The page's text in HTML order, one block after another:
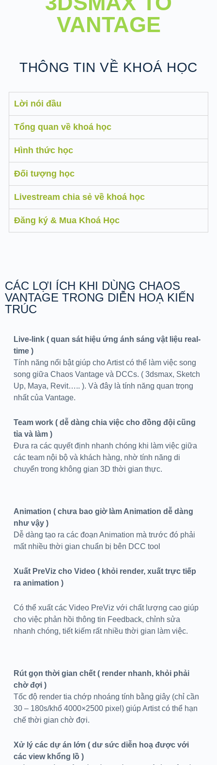
VANTAGE
THÔNG TIN VỀ KHOÁ HỌC
Lời nói đầu
Tổng quan về khoá học
Hình thức học
Đối tượng học
Livestream chia sẻ về khoá học
Đăng ký & Mua Khoá Học
CÁC LỢI ÍCH KHI DÙNG CHAOS
VANTAGE TRONG DIỄN HOẠ KIẾN
TRÚC
Live-link ( quan sát hiệu ứng ánh sáng vật liệu real-
time )
Tính năng nổi bật giúp cho Artist có thể làm việc song
song giữa Chaos Vantage và DCCs. ( 3dsmax, Sketch
Up, Maya, Revit….. ). Và đây là tính năng quan trọng
nhất của Vantage.
Team work ( dễ dàng chia việc cho đồng đội cũng
tỉa và làm )
Đưa ra các quyết định nhanh chóng khi làm việc giữa
các team nội bộ và khách hàng, nhờ tính năng di
chuyển trong không gian 3D thời gian thực.
Animation ( chưa bao giờ làm Animation dễ dàng
như vậy )
Dễ dàng tạo ra các đoạn Animation mà trước đó phải
mất nhiều thời gian chuẩn bị bên DCC tool
Xuất PreViz cho Video ( khỏi render, xuất trực tiếp
ra animation )
Có thể xuất các Video PreViz với chất lượng cao giúp
cho việc phản hồi thông tin Feedback, chỉnh sửa
nhanh chóng, tiết kiếm rất nhiều thời gian làm việc.
Rút gọn thời gian chết ( render nhanh, khỏi phải
chờ đợi )
Tốc độ render tia chớp nhoáng tính bằng giây (chỉ cần
30 – 180s/khổ 4000×2500 pixel) giúp Artist có thể hạn
chế thời gian chờ đợi.
Xử lý các dự án lớn ( d ư sức diễn hoạ được với
các view khổng lồ )